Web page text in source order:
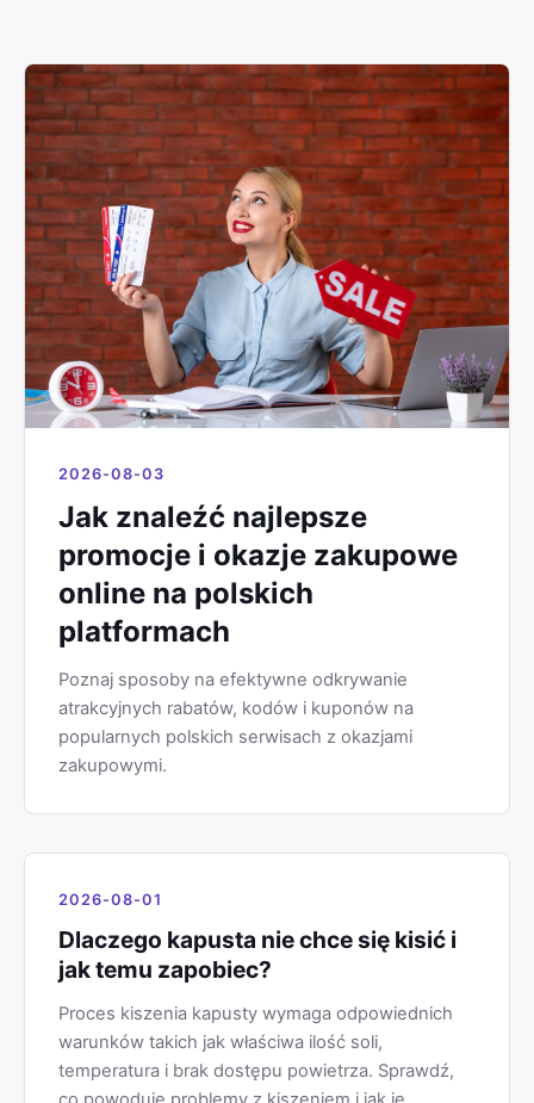
2026-08-03
Jak znaleźć najlepsze
promocje i okazje zakupowe
online na polskich
platformach
Poznaj sposoby na efektywne odkrywanie
atrakcyjnych rabatów, kodów i kuponów na
popularnych polskich serwisach z okazjami
zakupowymi.
2026-08-01
Dlaczego kapusta nie chce się kisić i
jak temu zapobiec?
Proces kiszenia kapusty wymaga odpowiednich
warunków takich jak właściwa ilość soli,
temperatura i brak dostępu powietrza. Sprawdź,